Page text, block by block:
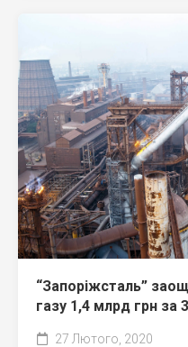
“Запоріжсталь”
газу 1,4 млрд грн за
27 Лютого, 2020